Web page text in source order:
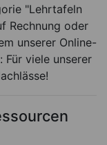
"Lehrtafeln
Rechnung oder
unserer Online-
Für viele unserer